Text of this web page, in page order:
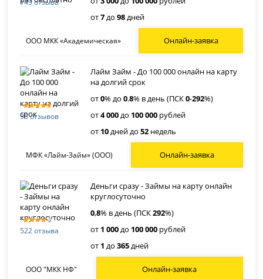
от7до98дней
ООО МКК «Академическая» Онлайн-заявка
98 отзывов
Лайм Займ - До 100 000 онлайн на карту
на долгий срок
от0% до0.8% в день (ПСК0-292%)
от4 000до 100 000 рублей
от 10дней до52 недель
МФК «Лайм-Займ» (ООО) Онлайн-заявка
522 отзыва
Деньги сразу - Займы на карту онлайн
круглосуточно
0,8% в день (ПСК292%)
от 1 000до 100 000 рублей
от 1 до365дней
ООО "МКК НФ" Онлайн-заявка